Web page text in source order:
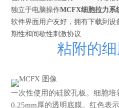
独立于电脑操作MCFX细胞拉力系
软件界面用户友好，拥有下载到设
期性和间歇性刺激协议
粘附的
一次性使用的硅胶孔板。细胞培
0.25mm厚的透明底膜。红色表